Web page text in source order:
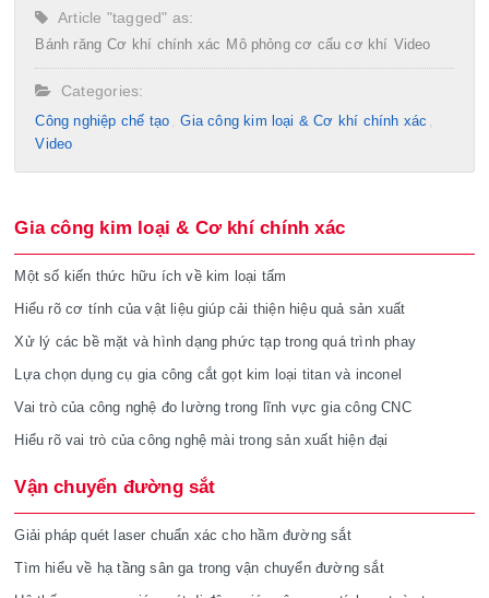
Article "tagged" as:
Bánh răng Cơ khí chính xác Mô phỏng cơ cấu cơ khí Video
Categories:
Công nghiệp chế tạo​
Gia công kim loại & Cơ khí chính xác
Video
Gia công kim loại & Cơ khí chính xác
Một số kiến thức hữu ích về kim loại tấm
Hiểu rõ cơ tính của vật liệu giúp cải thiện hiệu quả sản xuất
Xử lý các bề mặt và hình dạng phức tạp trong quá trình phay
Lựa chọn dụng cụ gia công cắt gọt kim loại titan và inconel
Vai trò của công nghệ đo lường trong lĩnh vực gia công CNC
Hiểu rõ vai trò của công nghệ mài trong sản xuất hiện đại
Vận chuyển đường sắt
Giải pháp quét laser chuẩn xác cho hầm đường sắt
Tìm hiểu về hạ tầng sân ga trong vận chuyển đường sắt